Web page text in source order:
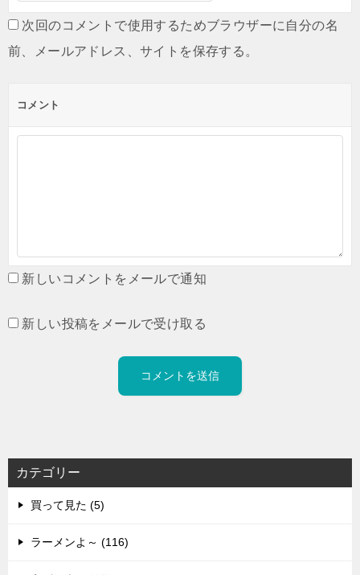
次回のコメントで使用するためブラウザーに自分の名
前、メールアドレス、サイトを保存する。
コメント
新しいコメントをメールで通知
新しい投稿をメールで受け取る
カテゴリー
買って見た (5)
ラーメンよ～ (116)